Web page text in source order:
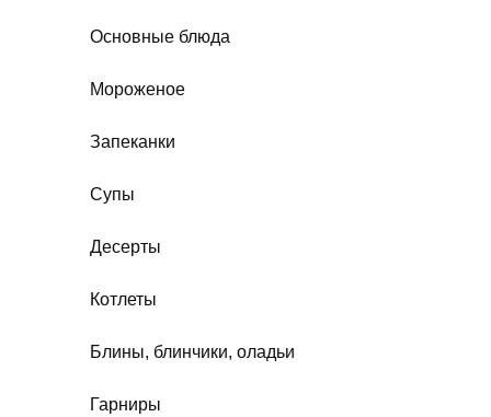
Основные блюда
Мороженое
Запеканки
Супы
Десерты
Котлеты
Блины, блинчики, оладьи
Гарниры